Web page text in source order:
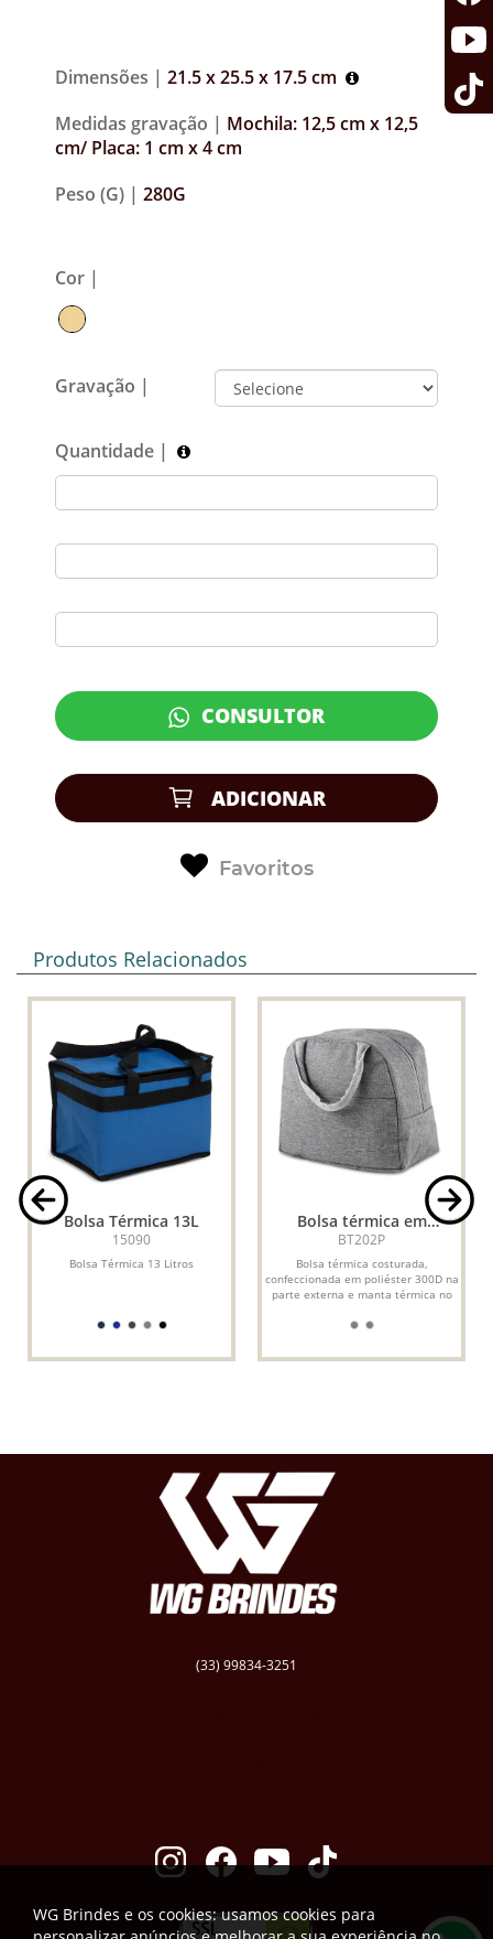
Dimensões | 21.5 x 25.5 x 17.5 cm
Medidas gravação | Mochila: 12,5 cm x 12,5
cm/ Placa: 1 cm x 4 cm
Peso (G) | 280G
Cor |
Gravação |
Quantidade |
CONSULTOR
ADICIONAR
Favoritos
Produtos Relacionados
Bolsa Térmica 13L
15090
Bolsa Térmica 13 Litros
Bolsa térmica em
poliéster
BT202P
Bolsa térmica costurada,
confeccionada em poliéster 300D na
parte externa e manta térmica no
(33) 99834-3251
WG Brindes e os cookies: usamos cookies para